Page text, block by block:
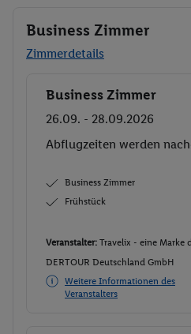
Business Zimmer
Zimmerdetails
Buchen
Business Zimmer
26.09. - 28.09.2026
Abflugzeiten werden
Business Zimmer
Frühstück
Veranstalter: Travelix - eine Marke
DERTOUR Deutschland GmbH
Weitere Informationen des
Veranstalters